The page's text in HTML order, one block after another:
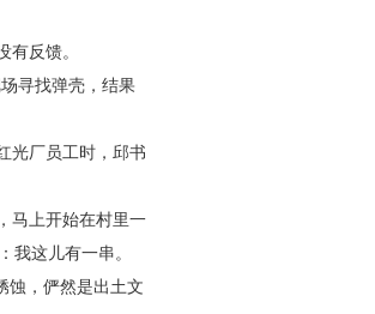
有反馈。
寻找弹壳，结果
光厂员工时，邱书
马上开始在村里一
我这儿有一串。
蚀，俨然是出土文